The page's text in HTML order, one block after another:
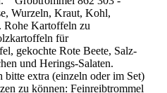
Wurzeln, Kraut, Kohl,
Rohe Kartoffeln zu
für
gekochte Rote Beete, Salz-
und Herings-Salaten.
bitte extra (einzeln oder im Set)
zu können: Feinreibtrommel